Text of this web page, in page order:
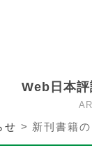
Web日本
せ > 新刊書籍